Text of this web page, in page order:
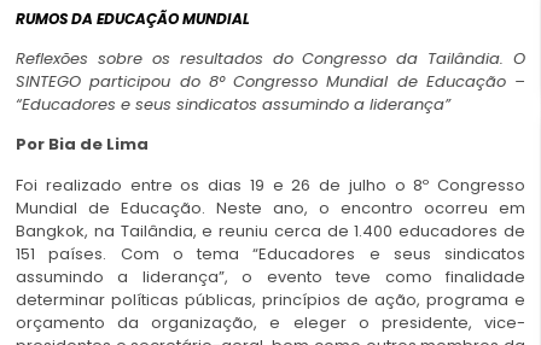
RUMOS DA EDUCAÇÃO MUNDIAL
Reflexões sobre os resultados do Congresso da Tailândia. O
SINTEGO participou do 8° Congresso Mundial de Educação –
“Educadores e seus sindicatos assumindo a liderança”
Por Bia de Lima
Foi realizado entre os dias 19 e 26 de julho o 8º Congresso
Mundial de Educação. Neste ano, o encontro ocorreu em
Bangkok, na Tailândia, e reuniu cerca de 1.400 educadores de
151 países. Com o tema “Educadores e seus sindicatos
assumindo a liderança”, o evento teve como finalidade
determinar políticas públicas, princípios de ação, programa e
orçamento da organização, e eleger o presidente, vice-